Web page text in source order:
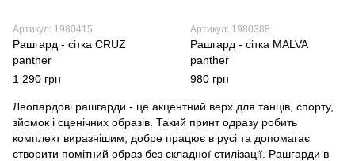
Артикул: 1980415
Рашгард - сітка CRUZ
panther
1 290 грн
Артикул: 1980388
Рашгард - сітка MALVA
panther
980 грн
Леопардові рашгарди - це акцентний верх для танців, спорту,
зйомок і сценічних образів. Такий принт одразу робить
комплект виразнішим, добре працює в русі та допомагає
створити помітний образ без складної стилізації. Рашгарди в